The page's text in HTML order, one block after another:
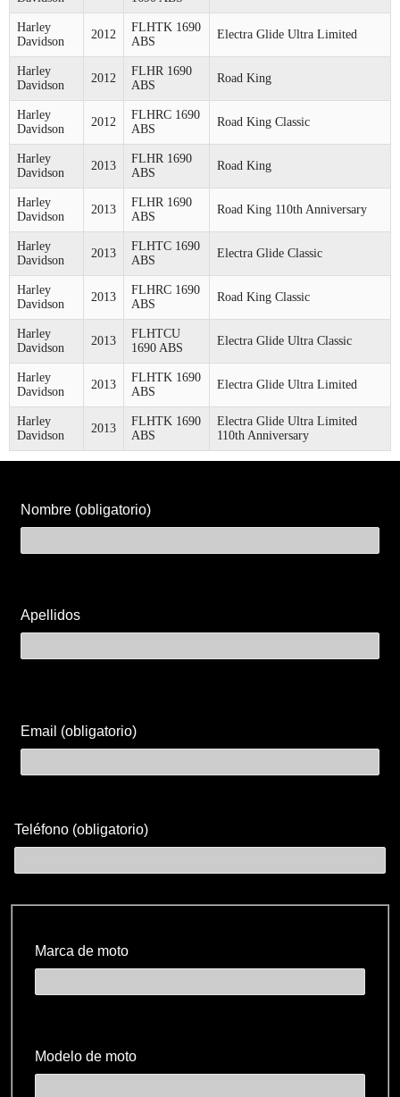
Harley
Davidson
2012
FLHTK 1690
ABS
Electra Glide Ultra Limited
Harley
Davidson
2012
FLHR 1690
ABS
Road King
Harley
Davidson
2012
FLHRC 1690
ABS
Road King Classic
Harley
Davidson
2013
FLHR 1690
ABS
Road King
Harley
Davidson
2013
FLHR 1690
ABS
Road King 110th Anniversary
Harley
Davidson
2013
FLHTC 1690
ABS
Electra Glide Classic
Harley
Davidson
2013
FLHRC 1690
ABS
Road King Classic
Harley
Davidson
2013
FLHTCU
1690 ABS
Electra Glide Ultra Classic
Harley
Davidson
2013
FLHTK 1690
ABS
Electra Glide Ultra Limited
Harley
Davidson
2013
FLHTK 1690
ABS
Electra Glide Ultra Limited
110th Anniversary
Nombre (obligatorio)
Apellidos
Email (obligatorio)
Teléfono (obligatorio)
Marca de moto
Modelo de moto